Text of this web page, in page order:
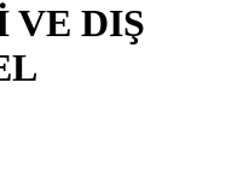
VE DIŞ